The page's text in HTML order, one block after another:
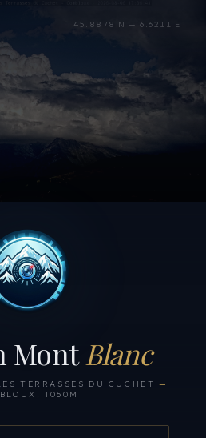
45.8878 N — 6.6211 E
Mont Blanc
TERRASSES DU CUCHET —
1050M